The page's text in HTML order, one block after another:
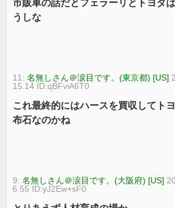
市販車の話だとフェラーリとトヨタ
うしな
11:名無しさん＠涙目です。(東京都) [US]
15.14 ID:qBFviA6T0
これ最終的にはハースを買収してト
布石なのかね
9:名無しさん＠涙目です。(大阪府) [US]
6.55 ID:yJ2Ew+sF0